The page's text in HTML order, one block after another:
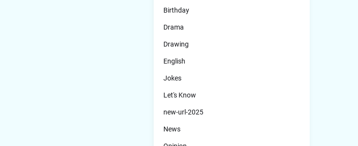
Birthday
Drama
Drawing
English
Jokes
Let's Know
new-url-2025
News